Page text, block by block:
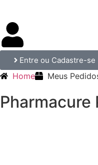
Entre ou Cadastre-se
Home Meus
Pharmacure